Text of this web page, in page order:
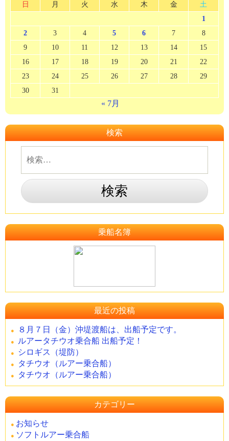
日 月 火 水 木 金
土
1
2
3 4 5 6 7
8
9
10 11 12 13 14
15
16
17 18 19 20 21
22
23
24 25 26 27 28
29
30
31
« 7月
検索
乗船名簿
最近の投稿
８月７日（金）沖堤渡船は、出船予定です。
ルアータチウオ乗合船 出船予定！
シロギス（堤防）
タチウオ（ルアー乗合船）
タチウオ（ルアー乗合船）
カテゴリー
お知らせ
ソフトルアー乗合船